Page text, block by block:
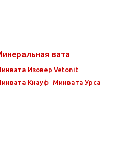
вата
Изовер Vetonit
Кнауф
Минвата Урса